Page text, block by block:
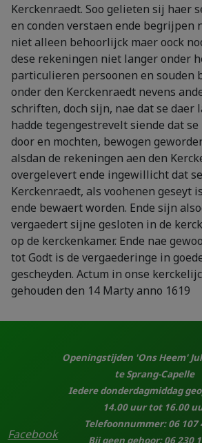
Kerckenraedt. Soo gelieten sij haer
en conden verstaen ende begrijpen
niet alleen behoorlijck maer oock
dese rekeningen niet langer onder
particulieren persoonen en souden
onder den Kerckenraedt nevens
schriften, doch sijn, nae dat se daer
hadde tegengestrevelt siende dat
door en mochten, bewogen
alsdan de rekeningen aen den
overgelevert ende ingewillicht dat
Kerckenraedt, als voohenen geseyt
ende bewaert worden. Ende sijn
vergaedert sijne gesloten in de
op de kerckenkamer. Ende nae
tot Godt is de vergaederinge in
gescheyden. Actum in onse
gehouden den 14 Marty anno 1619
Facebook
Openingstijden 'Ons Heem'
te Sprang-Capelle
Iedere donderdagmiddag
14.00 uur tot 16.00
Telefoonnummer: 06 107
Bij geen gehoor: 06 230